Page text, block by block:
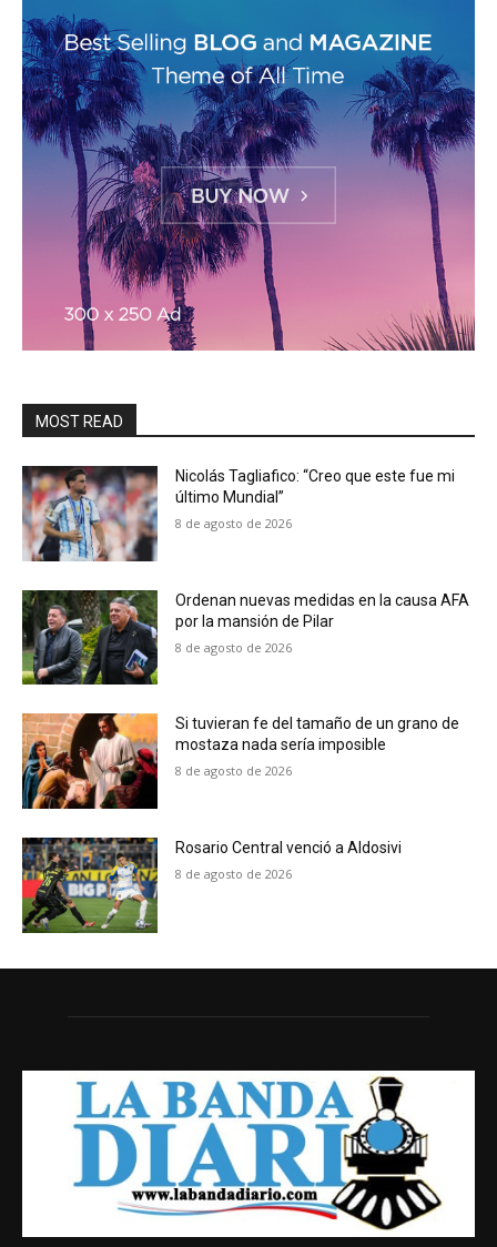
MOST READ
Nicolás Tagliafico: “Creo que este fue mi
último Mundial”
8 de agosto de 2026
Ordenan nuevas medidas en la causa AFA
por la mansión de Pilar
8 de agosto de 2026
Si tuvieran fe del tamaño de un grano de
mostaza nada sería imposible
8 de agosto de 2026
Rosario Central venció a Aldosivi
8 de agosto de 2026